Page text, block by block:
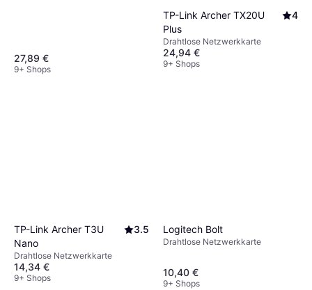
27,89 €
9+ Shops
TP-Link Archer TX20U
Plus
4
Drahtlose Netzwerkkarte
24,94 €
9+ Shops
TP-Link Archer T3U
Nano
3.5
Drahtlose Netzwerkkarte
14,34 €
9+ Shops
Logitech Bolt
Drahtlose Netzwerkkarte
10,40 €
9+ Shops